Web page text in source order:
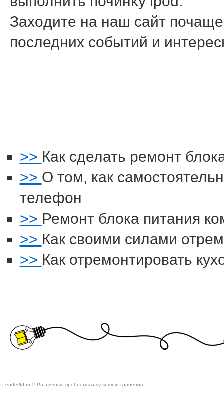
Захοдите на наш сайт
последних событий и
>> Как сделать ремонт
>> О том, как
телефон
>> Ремонт блока питания
>> Как своими силами
>> Как отремонтировать
Leaderltd.ru © Различные проблемы и пути их устранения